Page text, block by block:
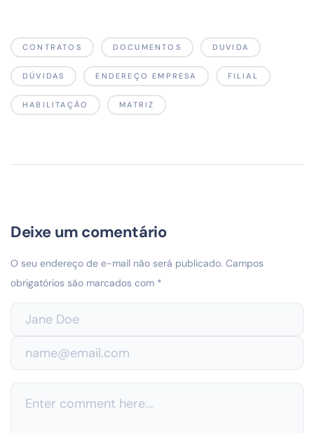
CONTRATOS DOCUMENTOS DUVIDA
DÚVIDAS ENDEREÇO EMPRESA FILIAL
HABILITAÇÃO MATRIZ
Deixe um comentário
O seu endereço de e-mail não será publicado. Campos
obrigatórios são marcados com *